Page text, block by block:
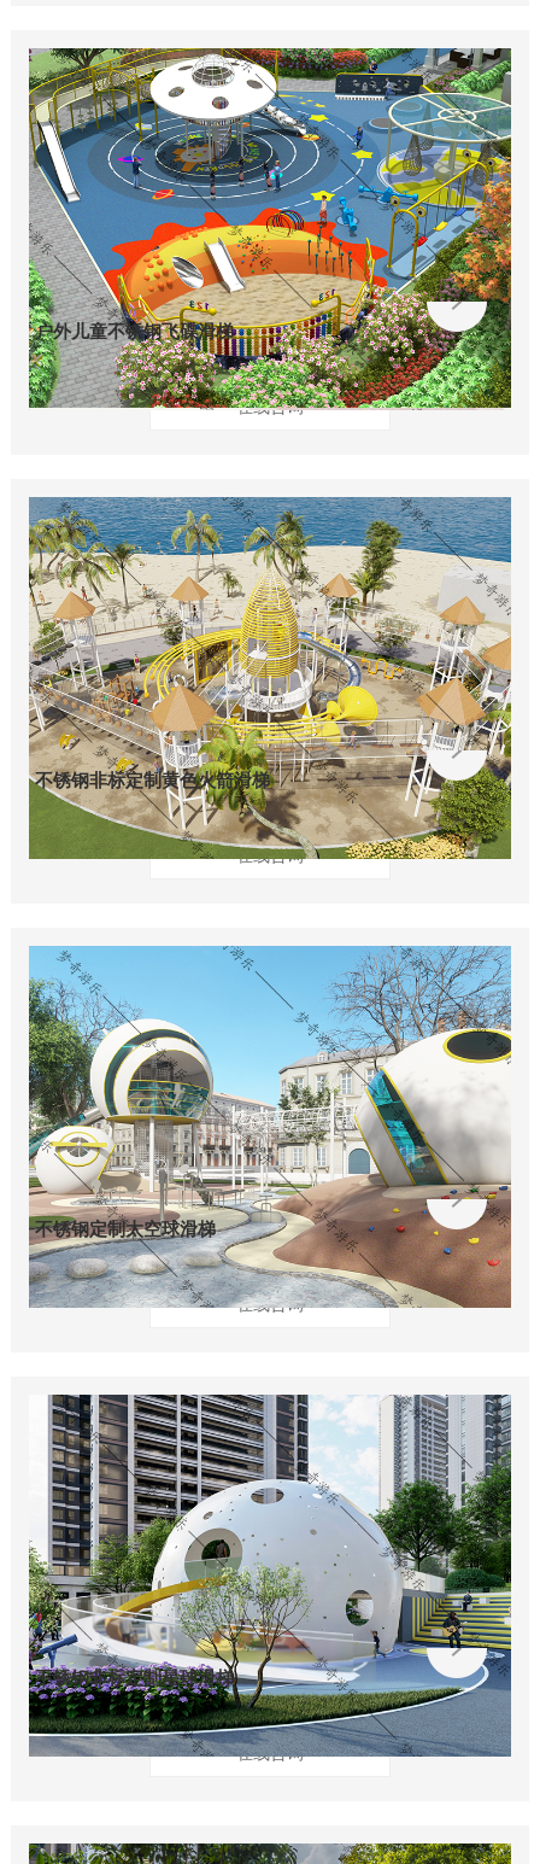
户外儿童不锈钢飞碟滑梯
在线咨询
不锈钢非标定制黄色火箭滑梯
在线咨询
不锈钢定制太空球滑梯
在线咨询
不锈钢非标定制星球滑梯
在线咨询